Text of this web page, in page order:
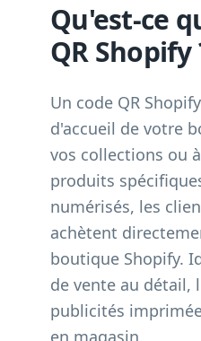
Qu'est-ce
QR Shopify
Un code QR
d'accueil de votre
vos collections ou
produits
numérisés, les
achètent
boutique Shopify.
de vente au détail,
publicités
en magasin.